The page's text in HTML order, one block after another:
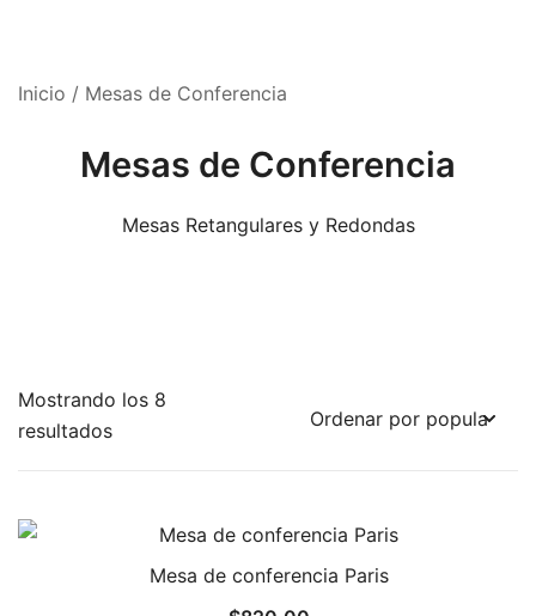
Inicio / Mesas de Conferencia
Mesas de Conferencia
Mesas Retangulares y Redondas
Mostrando los 8
resultadosOrdenado
Mesa de conferencia Paris